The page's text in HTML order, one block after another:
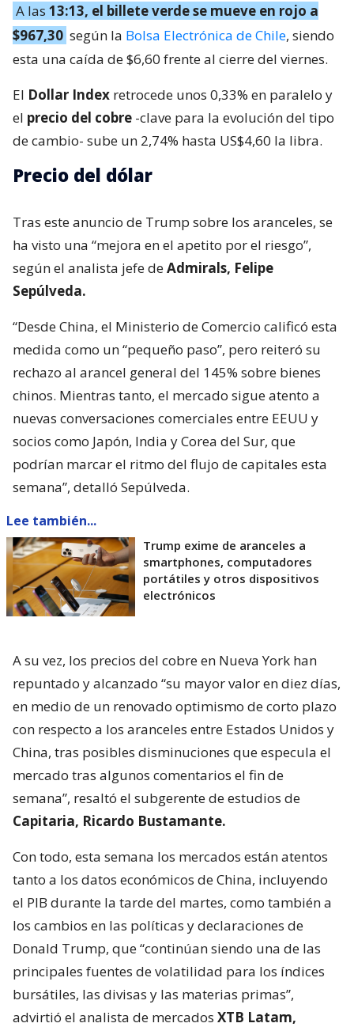
A las 13:13, el billete verde se mueve en rojo a
$967,30 según la Bolsa Electrónica de Chile, siendo
esta una caída de $6,60 frente al cierre del viernes.
El Dollar Index retrocede unos 0,33% en paralelo y
el precio del cobre -clave para la evolución del tipo
de cambio- sube un 2,74% hasta US$4,60 la libra.
Precio del dólar
Tras este anuncio de Trump sobre los aranceles, se
ha visto una “mejora en el apetito por el riesgo”,
según el analista jefe deAdmirals, Felipe
Sepúlveda.
“Desde China, el Ministerio de Comercio calificó esta
medida como un “pequeño paso”, pero reiteró su
rechazo al arancel general del 145% sobre bienes
chinos. Mientras tanto, el mercado sigue atento a
nuevas conversaciones comerciales entre EEUU y
socios como Japón, India y Corea del Sur, que
podrían marcar el ritmo del flujo de capitales esta
semana”, detalló Sepúlveda.
Lee también...
Trump exime de aranceles a
smartphones, computadores
portátiles y otros dispositivos
electrónicos
A su vez, los precios del cobre en Nueva York han
repuntado y alcanzado “su mayor valor en diez días,
en medio de un renovado optimismo de corto plazo
con respecto a los aranceles entre Estados Unidos y
China, tras posibles disminuciones que especula el
mercado tras algunos comentarios el fin de
semana”, resaltó el subgerente de estudios de
Capitaria, Ricardo Bustamante.
Con todo, esta semana los mercados están atentos
tanto a los datos económicos de China, incluyendo
el PIB durante la tarde del martes, como también a
los cambios en las políticas y declaraciones de
Donald Trump, que “continúan siendo una de las
principales fuentes de volatilidad para los índices
bursátiles, las divisas y las materias primas”,
advirtió el analista de mercados XTB Latam,